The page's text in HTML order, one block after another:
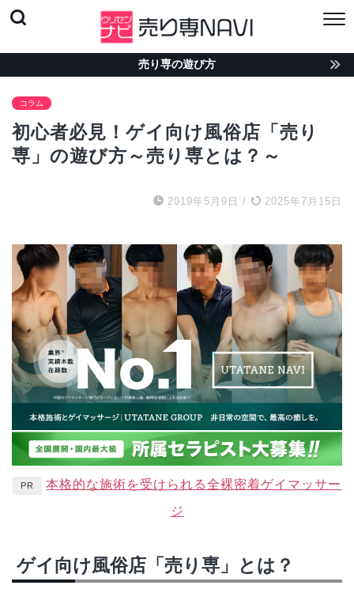
売り専の遊び方
コラム
初心者必見！ゲイ向け風俗店「売り
専」の遊び方～売り専とは？～
2019年5月9日 / 2025年7月15日
PR 本格的な施術を受けられる全裸密着ゲイマッサー
ジ
ゲイ向け風俗店「売り専」とは？